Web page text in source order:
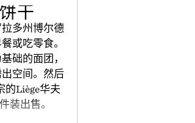
干
多州博尔德
或吃零食。
础的面团，
空间。然后
的Liège华夫
装出售。